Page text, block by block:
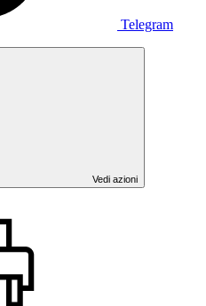
Telegram
Vedi azioni